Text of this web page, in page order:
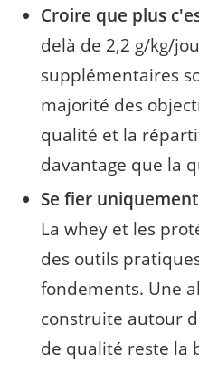
Croire que plus
delà de 2,2 g/kg/
supplémentaires
majorité des
qualité et la
davantage que la
Se fier
La whey et les
des outils
fondements. Une
construite autour
de qualité reste la